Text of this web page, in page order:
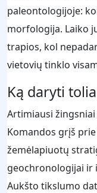
paleontologijoje:
morfologija. Laiko
trapios, kol
vietovių tinklo
Ką daryti
Artimiausi
Komandos grįš
žemėlapiuotų
geochronologijai ir
Aukšto tikslumo